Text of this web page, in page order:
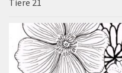
Tiere 21